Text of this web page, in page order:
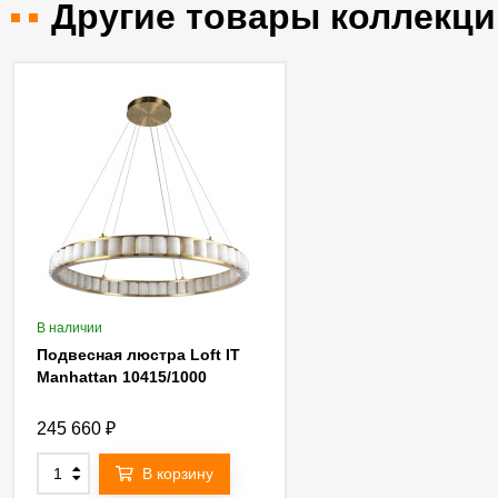
Другие товары
В наличии
Подвесная люстра Loft IT
Manhattan 10415/1000
245 660 ₽
В корзину